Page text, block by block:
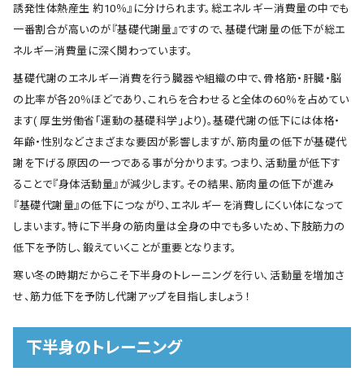
誘発性体熱産生 約10％』に分けられます。総エネルギー消費量の中でも
一番割合が高いのが『基礎代謝量』ですので、基礎代謝量の低下が総エ
ネルギー消費量に深く関わっています。
基礎代謝のエネルギー消費を行う臓器や組織の中で、骨格筋・肝臓・脳
の比率が各20％ほどであり、これらを合わせると全体の60％を占めてい
ます( 厚生労働省「運動の基礎科学」より)。基礎代謝の低下には体格・
年齢・性別などさまざまな要因が影響しますが、筋肉量の低下が基礎代
謝を下げる原因の一つである事が分かります。つまり、活動量が低下す
ることで『身体活動量』が減少します。その結果、筋肉量の低下が進み
『基礎代謝量』の低下につながり、エネルギーを消費しにくい体になって
しまいます。特に下半身の筋肉量は全身の中でも多いため、下肢筋力の
低下を予防し、鍛えていくことが重要となります。
寒い冬の時期だからこそ下半身のトレーニングを行い、活動量を増加さ
せ、筋力低下を予防し代謝アップを目指しましょう！
下半身のトレーニング